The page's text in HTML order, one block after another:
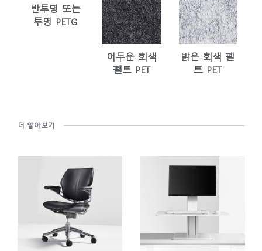
반투명 또는
투명 PETG
어두운 회색
펠트 PET
밝은 회색 펠
트 PET
더 알아보기